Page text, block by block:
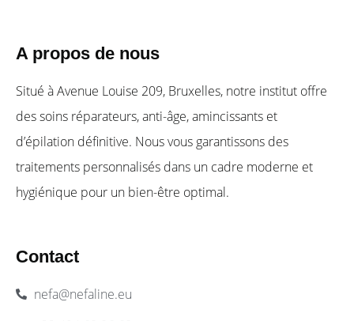
A propos de nous​
Situé à Avenue Louise 209, Bruxelles, notre institut offre
des soins réparateurs, anti-âge, amincissants et
d’épilation définitive. Nous vous garantissons des
traitements personnalisés dans un cadre moderne et
hygiénique pour un bien-être optimal.
Contact
nefa@nefaline.eu